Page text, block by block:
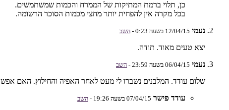
כן, תלוי ברמת המתיקות של הממרח והכמות שמשתמשים.
בכל מקרה אין להפחית יותר מחצי מכמות הסוכר הרשומה.
נעמי 12/04/15 בשעה 0:23 - השב
יצא טעים מאוד. תודה.
נעמי 06/04/15 בשעה 23:59 - השב
שלום עודד. המלבנים נשברו לי מעט לאחר האפיה והחילוץ. האם
עודד פישר 07/04/15 בשעה 19:26 - השב